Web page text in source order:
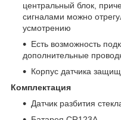
центральный блок,
сигналами можно
усмотрению
Есть возможность
дополнительные
Корпус датчика
Комплектация
Датчик разбития